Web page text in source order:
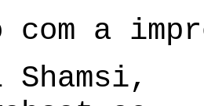
com a
Shamsi,